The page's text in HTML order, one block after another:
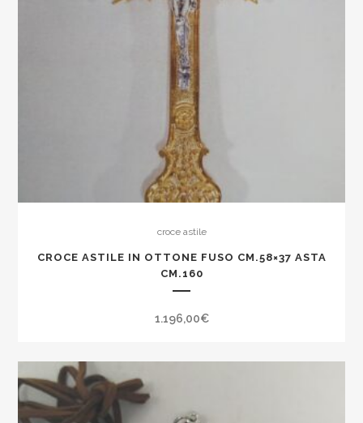
croce astile
CROCE ASTILE IN OTTONE FUSO CM.58×37 ASTA
CM.160
1.196,00€